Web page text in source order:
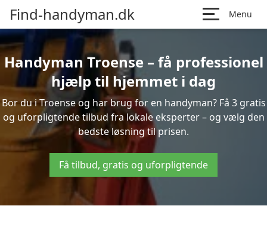
Find-handyman.dk Menu
Handyman Troense – få professionel
hjælp til hjemmet i dag
Bor du i Troense og har brug for en handyman? Få 3 gratis
og uforpligtende tilbud fra lokale eksperter – og vælg den
bedste løsning til prisen.
Få tilbud, gratis og uforpligtende